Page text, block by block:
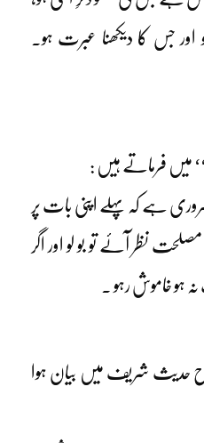
اور جس کا دیکھنا عبرت ہو۔
میں فرماتے ہیں :
ہے کہ پہلے اپنی بات پر
نظر آئے تو بو لو اور اگر
خاموش رہو ۔
حدیث شریف میں بیان ہوا